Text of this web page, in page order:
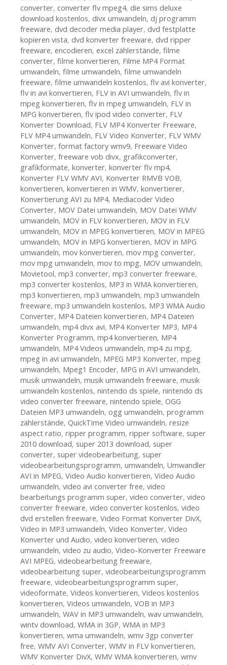
converter, converter flv mpeg4, die sims deluxe
download kostenlos, divx umwandeln, dj programm
freeware, dvd decoder media player, dvd festplatte
kopieren vista, dvd konverter freeware, dvd ripper
freeware, encodieren, excel zählerstände, filme
converter, filme konvertieren, Filme MP4 Format
umwandeln, filme umwandeln, filme umwandeln
freeware, filme umwandeln kostenlos, flv avi konverter,
flv in avi konvertieren, FLV in AVI umwandeln, flv in
mpeg konvertieren, flv in mpeg umwandeln, FLV in
MPG konvertieren, flv ipod video converter, FLV
Konverter Download, FLV MP4 Konverter Freeware,
FLV MP4 umwandeln, FLV Video Konverter, FLV WMV
Konverter, format factory wmv9, Freeware Video
Konverter, freeware vob divx, grafikconverter,
grafikformate, konverter, konverter flv mp4,
Konverter FLV WMV AVI, Konverter RMVB VOB,
konvertieren, konvertieren in WMV, konvertierer,
Konvertierung AVI zu MP4, Mediacoder Video
Converter, MOV Datei umwandeln, MOV Datei WMV
umwandeln, MOV in FLV konvertieren, MOV in FLV
umwandeln, MOV in MPEG konvertieren, MOV in MPEG
umwandeln, MOV in MPG konvertieren, MOV in MPG
umwandeln, mov konvertieren, mov mpg converter,
mov mpg umwandeln, mov to mpg, MOV umwandeln,
Movietool, mp3 converter, mp3 converter freeware,
mp3 converter kostenlos, MP3 in WMA konvertieren,
mp3 konvertieren, mp3 umwandeln, mp3 umwandeln
freeware, mp3 umwandeln kostenlos, MP3 WMA Audio
Converter, MP4 Dateien konvertieren, MP4 Dateien
umwandeln, mp4 divx avi, MP4 Konverter MP3, MP4
Konverter Programm, mp4 konvertieren, MP4
umwandeln, MP4 Videos umwandeln, mp4 zu mpg,
mpeg in avi umwandeln, MPEG MP3 Konverter, mpeg
umwandeln, Mpeg1 Encoder, MPG in AVI umwandeln,
musik umwandeln, musik umwandeln freeware, musik
umwandeln kostenlos, nintendo ds spiele, nintendo ds
video converter freeware, nintendo spiele, OGG
Dateien MP3 umwandeln, ogg umwandeln, programm
zählerstände, QuickTime Video umwandeln, resize
aspect ratio, ripper programm, ripper software, super
2010 download, super 2013 download, super
converter, super videobearbeitung, super
videobearbeitungsprogramm, umwandeln, Umwandler
AVI in MPEG, Video Audio konvertieren, Video Audio
umwandeln, video avi converter free, video
bearbeitungs programm super, video converter, video
converter freeware, video converter kostenlos, video
dvd erstellen freeware, Video Format Konverter DivX,
Video in MP3 umwandeln, Video Konverter, Video
Konverter und Audio, video konvertieren, video
umwandeln, video zu audio, Video-Konverter Freeware
AVI MPEG, videobearbeitung freeware,
videobearbeitung super, videobearbeitungsprogramm
freeware, videobearbeitungsprogramm super,
videoformate, Videos konvertieren, Videos kostenlos
konvertieren, Videos umwandeln, VOB in MP3
umwandeln, WAV in MP3 umwandeln, wav umwandeln,
wintv download, WMA in 3GP, WMA in MP3
konvertieren, wma umwandeln, wmv 3gp converter
free, WMV AVI Converter, WMV in FLV konvertieren,
WMV Konverter DivX, WMV WMA konvertieren, wmv